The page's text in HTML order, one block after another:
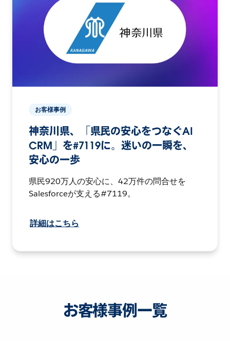
お客様事例
神奈川県、「県民の安心をつなぐAI
CRM」を#7119に。迷いの一瞬を、
安心の一歩
県民920万人の安心に、42万件の問合せを
Salesforceが支える#7119。
詳細はこちら
お客様事例一覧